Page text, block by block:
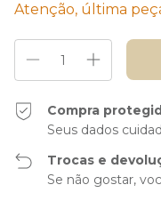
Atenção, última
Compra
Seus dados
Trocas e
Se não gostar,